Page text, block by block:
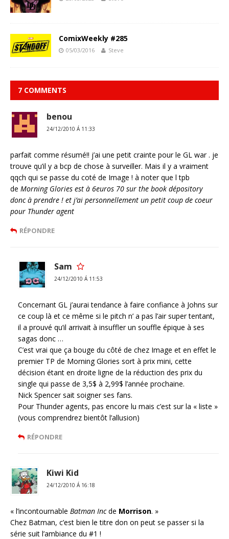
ComixWeekly #285
05/03/2016 Steve
7 COMMENTS
benou
24/12/2010 Á 11:33
parfait comme résumé!! j’ai une petit crainte pour le GL war . je
trouve qu’il y a bcp de chose à surveiller. Mais il y a vraiment
qqch qui se passe du coté de Image ! à noter que l tpb
de Morning Glories est à 6euros 70 sur the book dépository
donc à prendre ! et j’ai personnellement un petit coup de coeur
pour Thunder agent
RÉPONDRE
Sam
24/12/2010 Á 11:53
Concernant GL j’aurai tendance à faire confiance à Johns sur
ce coup là et ce même si le pitch n’ a pas l’air super tentant,
il a prouvé qu’il arrivait à insuffler un souffle épique à ses
sagas donc …
C’est vrai que ça bouge du côté de chez Image et en effet le
premier TP de Morning Glories sort à prix mini, cette
décision étant en droite ligne de la réduction des prix du
single qui passe de 3,5$ à 2,99$ l’année prochaine.
Nick Spencer sait soigner ses fans.
Pour Thunder agents, pas encore lu mais c’est sur la « liste »
(vous comprendrez bientôt l’allusion)
RÉPONDRE
Kiwi Kid
24/12/2010 Á 16:18
« l’incontournable Batman Incde Morrison. »
Chez Batman, c’est bien le titre don on peut se passer si la
série suit l’ambiance du #1 !